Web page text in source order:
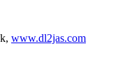
www.dl2jas.com